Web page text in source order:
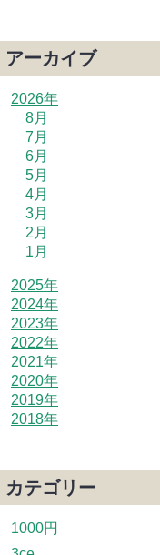
アーカイブ
2026年
8月
7月
6月
5月
4月
3月
2月
1月
2025年
2024年
2023年
2022年
2021年
2020年
2019年
2018年
カテゴリー
1000円